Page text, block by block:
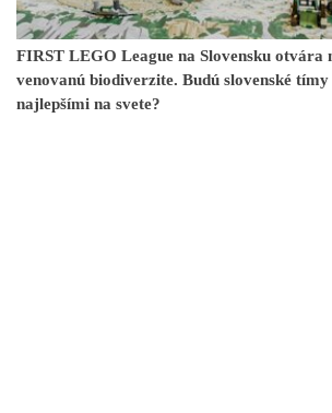
FIRST LEGO League na Slovensku otvára
venovanú biodiverzite. Budú slovenské
najlepšími na svete?